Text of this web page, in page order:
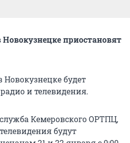
приостановят
будет
и телевидения.
Кемеровского ОРТПЦ,
будут